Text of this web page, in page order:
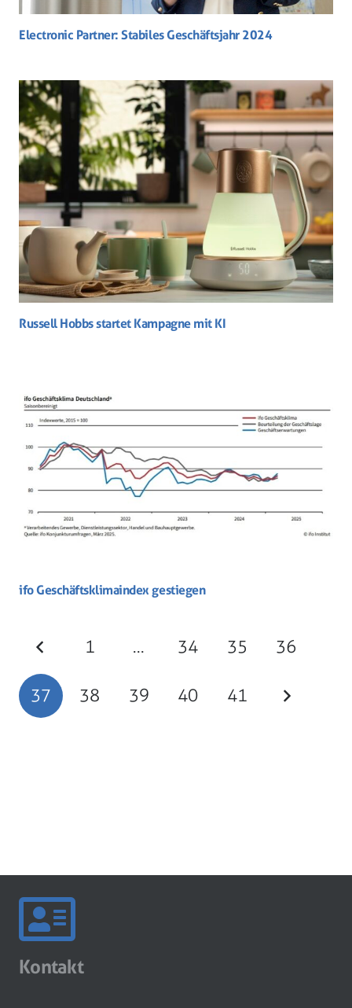
Electronic Partner: Stabiles Geschäftsjahr 2024
Russell Hobbs startet Kampagne mit KI
ifo Geschäftsklimaindex gestiegen
1 … 34 35 36
37 38 39 40 41
Kontakt